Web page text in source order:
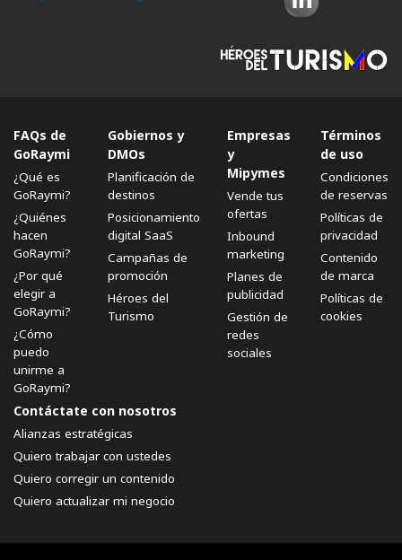
FAQs de
GoRaymi
¿Qué es
GoRaymi?
¿Quiénes
hacen
GoRaymi?
¿Por qué
elegir a
GoRaymi?
¿Cómo
puedo
unirme a
GoRaymi?
Gobiernos y
DMOs
Planificación de
destinos
Posicionamiento
digital SaaS
Campañas de
promoción
Héroes del
Turismo
Empresas
y
Mipymes
Vende tus
ofertas
Inbound
marketing
Planes de
publicidad
Gestión de
redes
sociales
Términos
de uso
Condiciones
de reservas
Políticas de
privacidad
Contenido
de marca
Políticas de
cookies
Contáctate con nosotros
Alianzas estratégicas
Quiero trabajar con ustedes
Quiero corregir un contenido
Quiero actualizar mi negocio